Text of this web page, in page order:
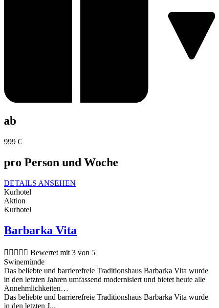
ab
999 €
pro Person und Woche
DETAILS ANSEHEN
Kurhotel
Aktion
Kurhotel
Barbarka Vita
     Bewertet mit 3 von 5
Swinemünde
Das beliebte und barrierefreie Traditionshaus Barbarka Vita wurde
in den letzten Jahren umfassend modernisiert und bietet heute alle
Annehmlichkeiten…
Das beliebte und barrierefreie Traditionshaus Barbarka Vita wurde
in den letzten J...